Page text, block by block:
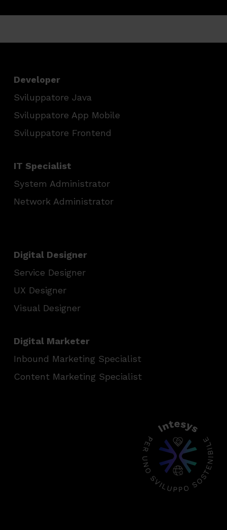
Developer
Sviluppatore Java
Sviluppatore App Mobile
Sviluppatore Frontend
IT Specialist
System Administrator
Network Administrator
Digital Designer
Service Designer
UX Designer
Visual Designer
Digital Marketer
Inbound Marketing Specialist
Content Marketing Specialist